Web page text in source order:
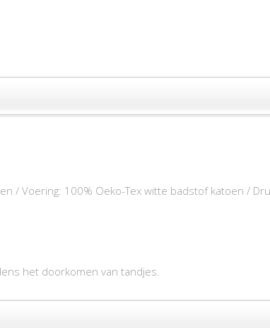
/ Voering: 100% Oeko-Tex witte badstof katoen /
het doorkomen van tandjes.